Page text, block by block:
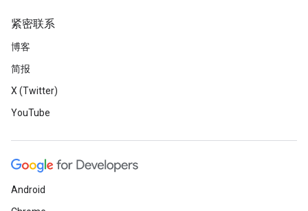
紧密联系
博客
简报
X (Twitter)
YouTube
Android